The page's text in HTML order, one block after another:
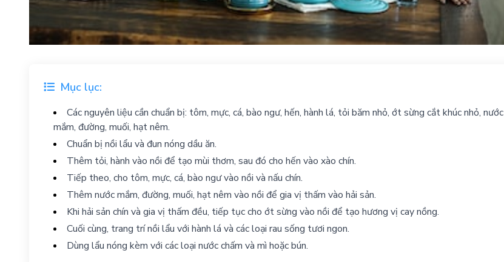
Mục lục:
Các nguyên liệu cần chuẩn bị: tôm, mực, cá, bào ngư, hến, hành lá, tỏi băm nhỏ, ớt sừng cắt khúc nhỏ, nước
mắm, đường, muối, hạt nêm.
Chuẩn bị nồi lẩu và đun nóng dầu ăn.
Thêm tỏi, hành vào nồi để tạo mùi thơm, sau đó cho hến vào xào chín.
Tiếp theo, cho tôm, mực, cá, bào ngư vào nồi và nấu chín.
Thêm nước mắm, đường, muối, hạt nêm vào nồi để gia vị thấm vào hải sản.
Khi hải sản chín và gia vị thấm đều, tiếp tục cho ớt sừng vào nồi để tạo hương vị cay nồng.
Cuối cùng, trang trí nồi lẩu với hành lá và các loại rau sống tươi ngon.
Dùng lẩu nóng kèm với các loại nước chấm và mì hoặc bún.